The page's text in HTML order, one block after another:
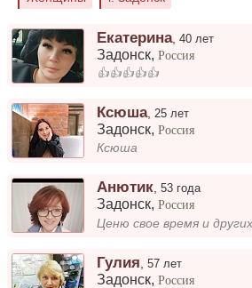
Екатерина,40 лет
Задонск,Россия
👍👍👍👍👍
Ксюша, 25 лет
Задонск,Россия
Ксюша
Анютик,53 года
Задонск,Россия
Гулия ,57 лет
Задонск,Россия